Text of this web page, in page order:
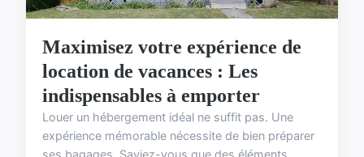
Maximisez votre expérience de
location de vacances : Les
indispensables à emporter
Louer un hébergement idéal ne suffit pas. Une
expérience mémorable nécessite de bien préparer